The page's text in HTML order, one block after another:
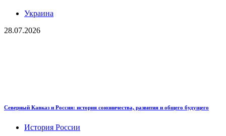
Украина
28.07.2026
Северный Кавказ и Россия: история союзничества, развития и общего будущего
История России